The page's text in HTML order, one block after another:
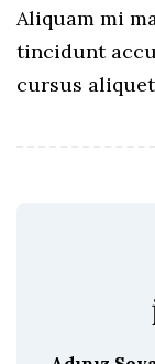
Aliquam mi
tincidunt
cursus